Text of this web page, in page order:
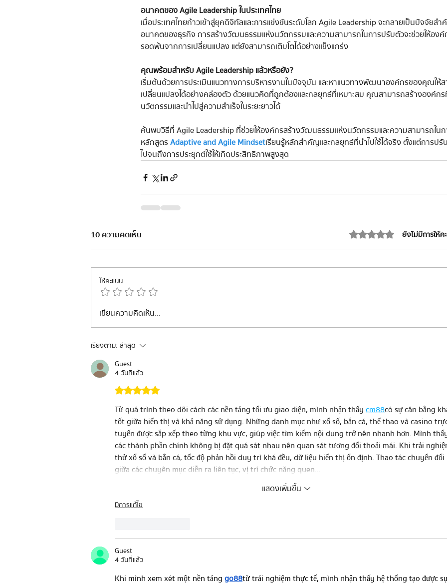
อนาคตของ Agile Leadership ในประเทศไทย
เมื่อประเทศไทยก้าวเข้าสู่ยุคดิจิทัลและการแข่งขันระดับโลก Agile Leadership จะกลายเป็นปัจจัย
อนาคตของธุรกิจ การสร้างวัฒนธรรมแห่งนวัตกรรมและความสามารถในการปรับตัวจะช่วยให้องค์
รอดพ้นจากการเปลี่ยนแปลง แต่ยังสามารถเติบโตได้อย่างแข็งแกร่ง
คุณพร้อมสำหรับ Agile Leadership แล้วหรือยัง?
เริ่มต้นด้วยการประเมินแนวทางการบริหารงานในปัจจุบัน และหาแนวทางพัฒนาองค์กรของคุณให้
เปลี่ยนแปลงได้อย่างคล่องตัว ด้วยแนวคิดที่ถูกต้องและกลยุทธ์ที่เหมาะสม คุณสามารถสร้างองค์ก
นวัตกรรมและนำไปสู่ความสำเร็จในระยะยาวได้
ค้นพบวิธีที่ Agile Leadership ที่ช่วยให้องค์กรสร้างวัฒนธรรมแห่งนวัตกรรมและความสามารถใน
หลักสูตร Adaptive and Agile Mindset เรียนรู้หลักสำคัญและกลยุทธ์ที่นำไปใช้ได้จริง ตั้งแต่การป
ไปจนถึงการประยุกต์ใช้ให้เกิดประสิทธิภาพสูงสุด
10 ความคิดเห็น ได้รับ 0 เต็ม 5 ดาวยังไม่มีการให้ค
ให้คะแนน
เขียนความคิดเห็น…
เรียงตาม: ล่าสุด
Guest
4 วันที่แล้ว
ได้รับ 5 เต็ม 5 ดาว
Từ quá trình theo dõi cách các nền tảng tối ưu giao diện, mình nhận thấy cm88 có sự cân bằng
tốt giữa hiển thị và khả năng sử dụng. Những danh mục như xổ số, bắn cá, thể thao và casino
tuyến được sắp xếp theo từng khu vực, giúp việc tìm kiếm nội dung trở nên nhanh hơn. Mình
các thành phần chính không bị đặt quá sát nhau nên quan sát tương đối thoải mái. Khi trải
thử xổ số và bắn cá, tốc độ phản hồi duy trì khá đều, dữ liệu hiển thị ổn định. Thao tác chuyển đổi
giữa các chuyên mục diễn ra liên tục, vị trí chức năng quen…
แสดงเพิ่มขึ้น
มีการแก้ไข
Guest
4 วันที่แล้ว
Khi mình xem xét một nền tảng go88 từ trải nghiệm thực tế, mình nhận thấy hệ thống tạo được